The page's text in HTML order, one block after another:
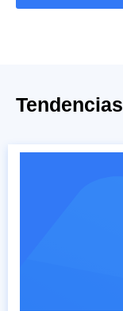
Tendencias